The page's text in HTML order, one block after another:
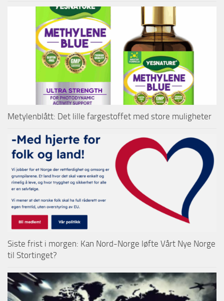
Metylenblått: Det lille fargestoffet med store muligheter
Siste frist i morgen: Kan Nord-Norge løfte Vårt Nye Norge
til Stortinget?